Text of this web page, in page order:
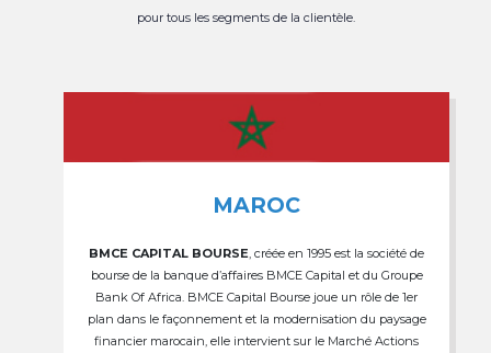
pour tous les segments de la clientèle.
MAROC
BMCE CAPITAL BOURSE , créée en 1995 est la société de
bourse de la banque d’affaires BMCE Capital et du Groupe
Bank Of Africa. BMCE Capital Bourse joue un rôle de 1er
plan dans le façonnement et la modernisation du paysage
financier marocain, elle intervient sur le Marché Actions